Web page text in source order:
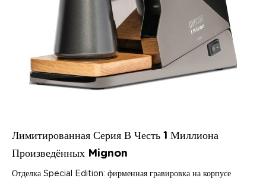
Лимитированная Серия В Честь 1 Миллиона
Произведённых Mignon
Отделка Special Edition: фирменная гравировка на корпусе